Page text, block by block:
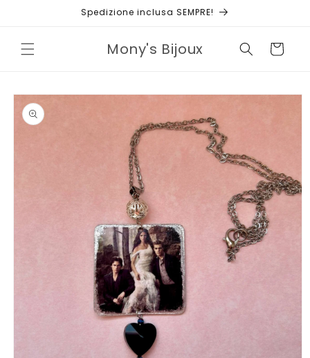
Spedizione inclusa SEMPRE!
Mony's Bijoux Carrello
Passa alle
informazioni
sul prodotto